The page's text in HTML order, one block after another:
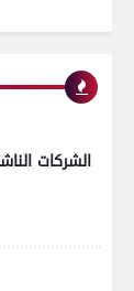
الشركات